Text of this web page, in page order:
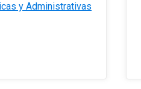
y Administrativas